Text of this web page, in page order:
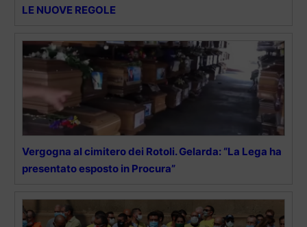
LE NUOVE REGOLE
Vergogna al cimitero dei Rotoli. Gelarda: “La Lega ha
presentato esposto in Procura”